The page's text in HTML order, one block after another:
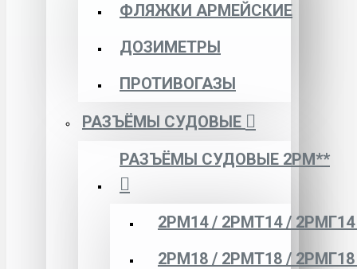
ФЛЯЖКИ АРМЕЙСКИЕ
ДОЗИМЕТРЫ
ПРОТИВОГАЗЫ
РАЗЪЁМЫ СУДОВЫЕ
РАЗЪЁМЫ СУДОВЫЕ 2РМ**
2РМ14 / 2РМТ14 /
2РМ18 / 2РМТ18 /